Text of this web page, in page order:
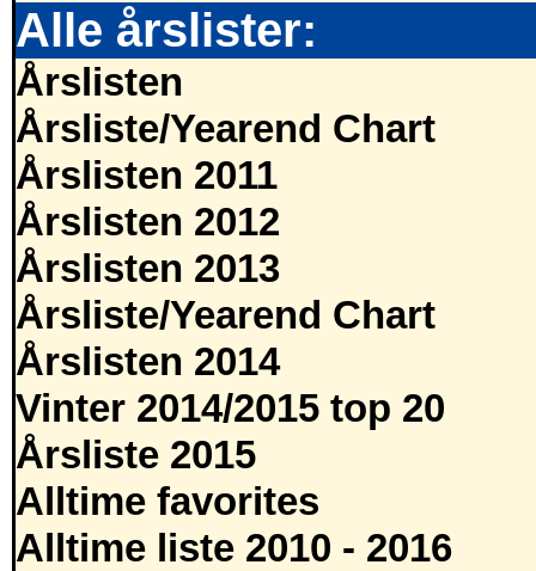
Alle årslister:
Årslisten
Årsliste/Yearend Chart
Årslisten 2011
Årslisten 2012
Årslisten 2013
Årsliste/Yearend Chart
Årslisten 2014
Vinter 2014/2015 top 20
Årsliste 2015
Alltime favorites
Alltime liste 2010 - 2016